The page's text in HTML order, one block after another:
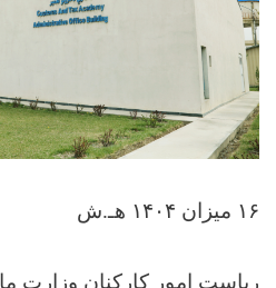
۱۶ میزان ۱۴۰۴ هـ.ش
ریاست امور کارکنان وزارت